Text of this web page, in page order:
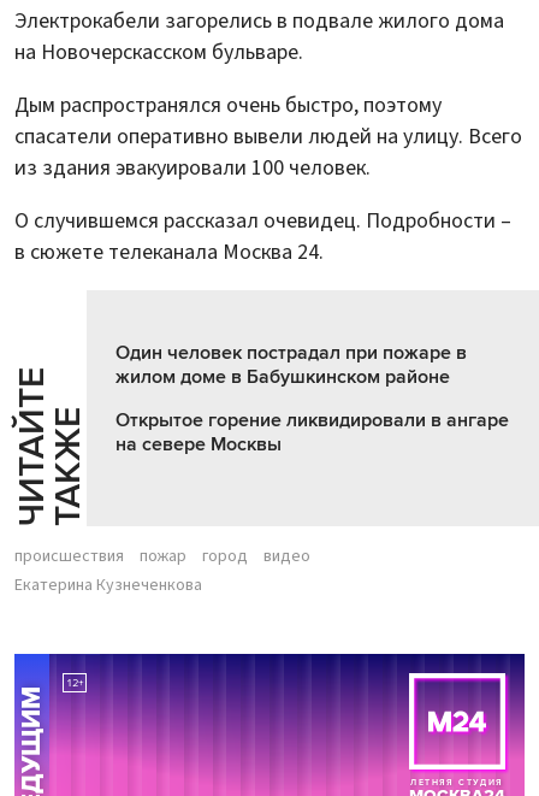
Электрокабели загорелись в подвале жилого дома
на Новочерскасском бульваре.
Дым распространялся очень быстро, поэтому
спасатели оперативно вывели людей на улицу. Всего
из здания эвакуировали 100 человек.
О случившемся рассказал очевидец. Подробности –
в сюжете телеканала Москва 24.
Ч
И
Т
АЙ
Т
Е
Т
А
К
ЖЕ
Один человек пострадал при пожаре в
жилом доме в Бабушкинском районе
Открытое горение ликвидировали в ангаре
на севере Москвы
происшествия пожар город
видео
Екатерина Кузнеченкова